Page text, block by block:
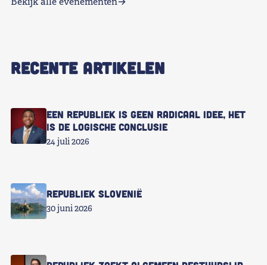
RECENTE ARTIKELEN
Een republiek is geen radicaal idee, het
is de logische conclusie
24 juli 2026
Republiek Slovenië
30 juni 2026